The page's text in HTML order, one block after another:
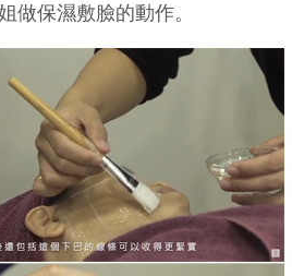
做保濕敷臉的動作。